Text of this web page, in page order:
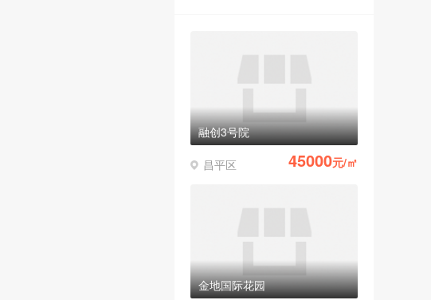
融创3号院
昌平区 45000元/㎡
金地国际花园